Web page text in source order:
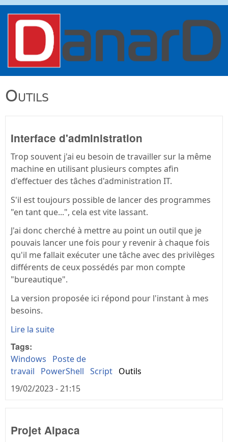
danard.net
Outils
Interface d'administration
Trop souvent j'ai eu besoin de travailler sur la même
machine en utilisant plusieurs comptes afin
d'effectuer des tâches d'administration IT.
S'il est toujours possible de lancer des programmes
"en tant que...", cela est vite lassant.
J'ai donc cherché à mettre au point un outil que je
pouvais lancer une fois pour y revenir à chaque fois
qu'il me fallait exécuter une tâche avec des privilèges
différents de ceux possédés par mon compte
"bureautique".
La version proposée ici répond pour l'instant à mes
besoins.
Lire la suite
Tags:
Windows
Poste de
travail
PowerShell Script Outils
19/02/2023 - 21:15
Projet Alpaca